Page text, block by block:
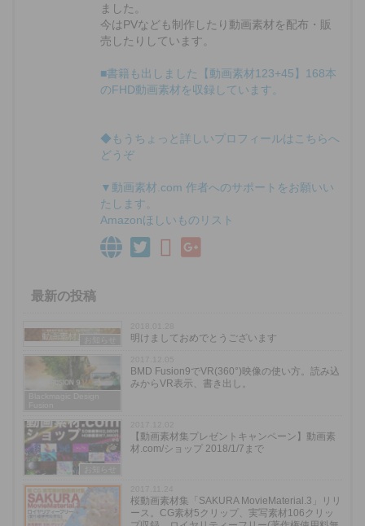
ました。
今はPVなども制作したり動画素材を配布・販
売したりしています。
■書籍も出しました【動画素材123+45】168本
のFHD動画素材を収録しています。
◆もうちょっと詳しいプロフィールはこちらへ
どうぞ
▼動画素材.com 作者へのサポートをお願いい
たします。
Amazonほしいものリスト
最新の投稿
明けましておめでとうございます
BMD Fusion9でVR(360°)映像の使い方。読み込
みからVR表示、書き出し。
【動画素材集プレゼントキャンペーン】動画素
材.com/ショップ 2018/1/7まで
桜動画素材集「SAKURA MovieMaterial.3」リリ
ース。CG素材5クリップ、実写素材106クリッ